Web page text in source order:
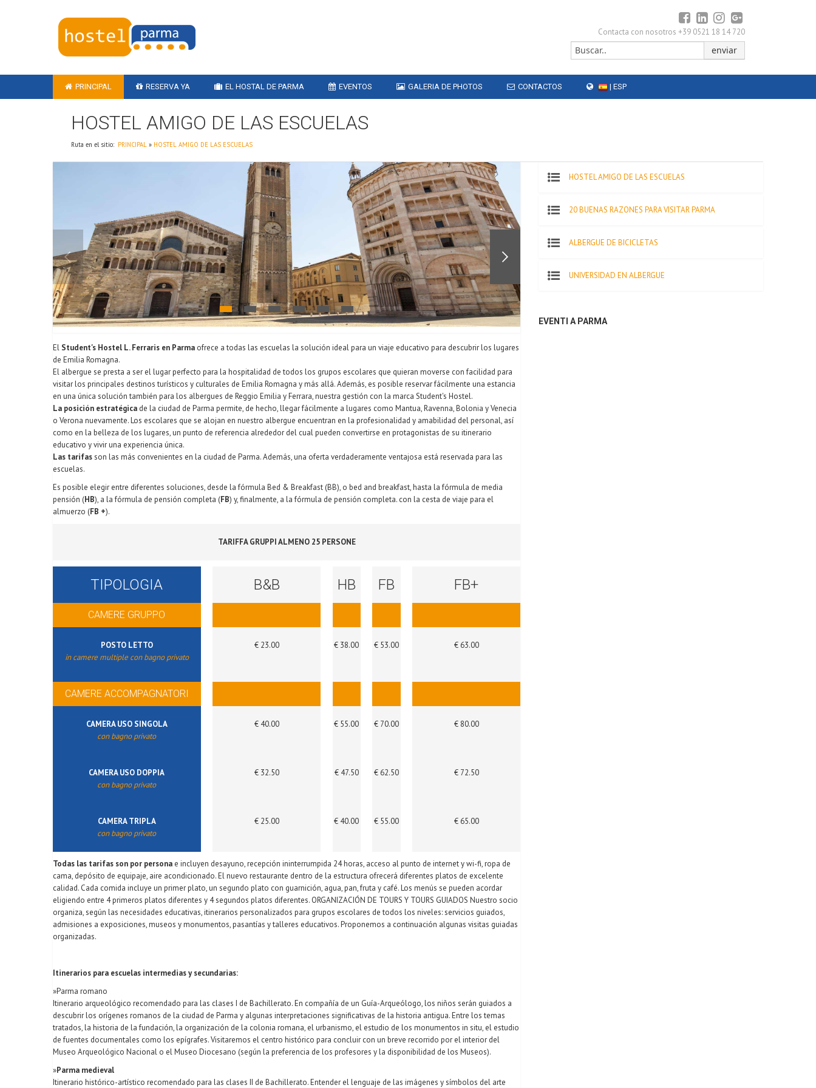
Contacta con nosotros +39 0521 18 14 720
PRINCIPAL RESERVA YA EL HOSTAL DE PARMA EVENTOS GALERIA DE PHOTOS CONTACTOS | ESP
HOSTEL AMIGO DE LAS ESCUELAS
Ruta en el sitio: PRINCIPAL » HOSTEL AMIGO DE LAS ESCUELAS
El Student's Hostel L. Ferraris en Parma ofrece a todas las escuelas la solución ideal para un viaje educativo para descubrir los lugares
de Emilia Romagna.
El albergue se presta a ser el lugar perfecto para la hospitalidad de todos los grupos escolares que quieran moverse con facilidad para
visitar los principales destinos turísticos y culturales de Emilia Romagna y más allá. Además, es posible reservar fácilmente una estancia
en una única solución también para los albergues de Reggio Emilia y Ferrara, nuestra gestión con la marca Student's Hostel.
La posición estratégica de la ciudad de Parma permite, de hecho, llegar fácilmente a lugares como Mantua, Ravenna, Bolonia y Venecia
o Verona nuevamente. Los escolares que se alojan en nuestro albergue encuentran en la profesionalidad y amabilidad del personal, así
como en la belleza de los lugares, un punto de referencia alrededor del cual pueden convertirse en protagonistas de su itinerario
educativo y vivir una experiencia única.
Las tarifasson las más convenientes en la ciudad de Parma. Además, una oferta verdaderamente ventajosa está reservada para las
escuelas.
Es posible elegir entre diferentes soluciones, desde la fórmula Bed & Breakfast (BB), o bed and breakfast, hasta la fórmula de media
pensión (HB), a la fórmula de pensión completa (FB) y, finalmente, a la fórmula de pensión completa. con la cesta de viaje para el
almuerzo (FB +).
TARIFFA GRUPPI ALMENO 25 PERSONE
TIPOLOGIA
CAMERE GRUPPO
POSTO LETTO
in camere multiple con bagno privato
CAMERE ACCOMPAGNATORI
CAMERA USO SINGOLA
con bagno privato
CAMERA USO DOPPIA
con bagno privato
CAMERA TRIPLA
con bagno privato
B&B
€ 23.00
€ 40.00
€ 32.50
€ 25.00
HB
€ 38.00
€ 55.00
€ 47.50
€ 40.00
FB
€ 53.00
€ 70.00
€ 62.50
€ 55.00
FB+
€ 63.00
€ 80.00
€ 72.50
€ 65.00
Todas las tarifas son por persona e incluyen desayuno, recepción ininterrumpida 24 horas, acceso al punto de internet y wi-fi, ropa de
cama, depósito de equipaje, aire acondicionado. El nuevo restaurante dentro de la estructura ofrecerá diferentes platos de excelente
calidad. Cada comida incluye un primer plato, un segundo plato con guarnición, agua, pan, fruta y café. Los menús se pueden acordar
eligiendo entre 4 primeros platos diferentes y 4 segundos platos diferentes. ORGANIZACIÓN DE TOURS Y TOURS GUIADOS Nuestro socio
organiza, según las necesidades educativas, itinerarios personalizados para grupos escolares de todos los niveles: servicios guiados,
admisiones a exposiciones, museos y monumentos, pasantías y talleres educativos. Proponemos a continuación algunas visitas guiadas
organizadas.
Itinerarios para escuelas intermedias y secundarias:
»Parma romano
Itinerario arqueológico recomendado para las clases I de Bachillerato. En compañía de un Guía-Arqueólogo, los niños serán guiados a
descubrir los orígenes romanos de la ciudad de Parma y algunas interpretaciones significativas de la historia antigua. Entre los temas
tratados, la historia de la fundación, la organización de la colonia romana, el urbanismo, el estudio de los monumentos in situ, el estudio
de fuentes documentales como los epígrafes. Visitaremos el centro histórico para concluir con un breve recorrido por el interior del
Museo Arqueológico Nacional o el Museo Diocesano (según la preferencia de los profesores y la disponibilidad de los Museos).
»Parma medieval
Itinerario histórico-artístico recomendado para las clases II de Bachillerato. Entender el lenguaje de las imágenes y símbolos del arte
HOSTEL AMIGO DE LAS ESCUELAS
20 BUENAS RAZONES PARA VISITAR PARMA
ALBERGUE DE BICICLETAS
UNIVERSIDAD EN ALBERGUE
EVENTI A PARMA